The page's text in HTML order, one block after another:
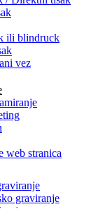
ili blindruck
vez
web stranica
graviranje